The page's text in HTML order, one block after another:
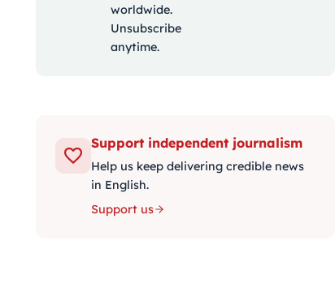
worldwide.
Unsubscribe
anytime.
Support independent journalism
Help us keep delivering credible news
in English.
Support us